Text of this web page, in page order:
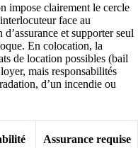
impose clairement le cercle
face au
et supporter seul
En colocation, la
de location possibles (bail
mais responsabilités
d’un incendie ou
Assurance requise